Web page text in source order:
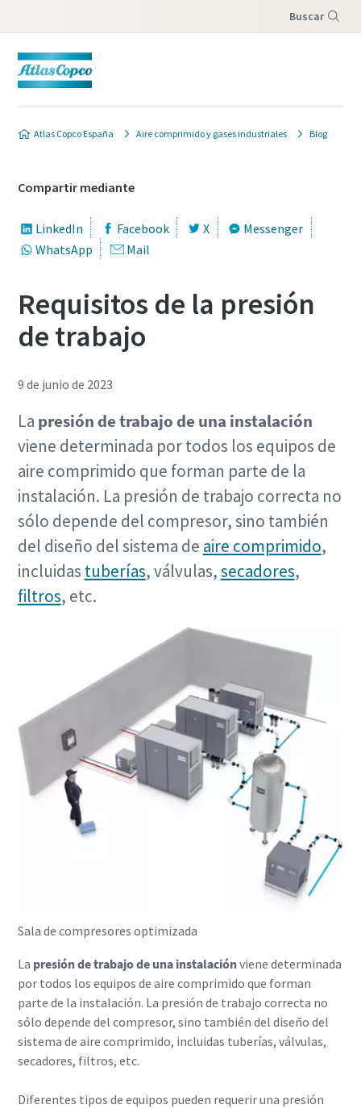
Buscar
Atlas Copco España Aire comprimido y gases industriales Blog
Catálogo de Productos de Atlas Copco
En este libro electrónico presentamos los productos y
servicios de la división de Compresores de Atlas Copco
Descúbralos aquí
Soluciones de Optimización de Atlas Copco
Una gran parte de su consumo de energía corresponde al
sistema de aire comprimido. El aumento de la eficiencia
además de ayudarle a reducir sus emisiones de CO2. A
través de esta guía, los expertos de Atlas Copco le ayudan
a sacar todo el potencial de ahorro a su red de aire
comprimido
Descargar Guía de Optimización
Compartir mediante
LinkedIn Facebook X
Messenger
WhatsApp
Mail
Requisitos de la presión
de trabajo
9 de junio de 2023
La presión de trabajo de una instalación
viene determinada por todos los equipos de
aire comprimido que forman parte de la
instalación. La presión de trabajo correcta no
sólo depende del compresor, sino también
del diseño del sistema de aire comprimido,
incluidas tuberías, válvulas,secadores,
filtros, etc.
Sala de compresores optimizada
La presión de trabajo de una instalaciónviene determinada
por todos los equipos de aire comprimido que forman
parte de la instalación. La presión de trabajo correcta no
sólo depende del compresor, sino también del diseño del
sistema de aire comprimido, incluidas tuberías, válvulas,
secadores, filtros, etc.
Diferentes tipos de equipos pueden requerir una presión